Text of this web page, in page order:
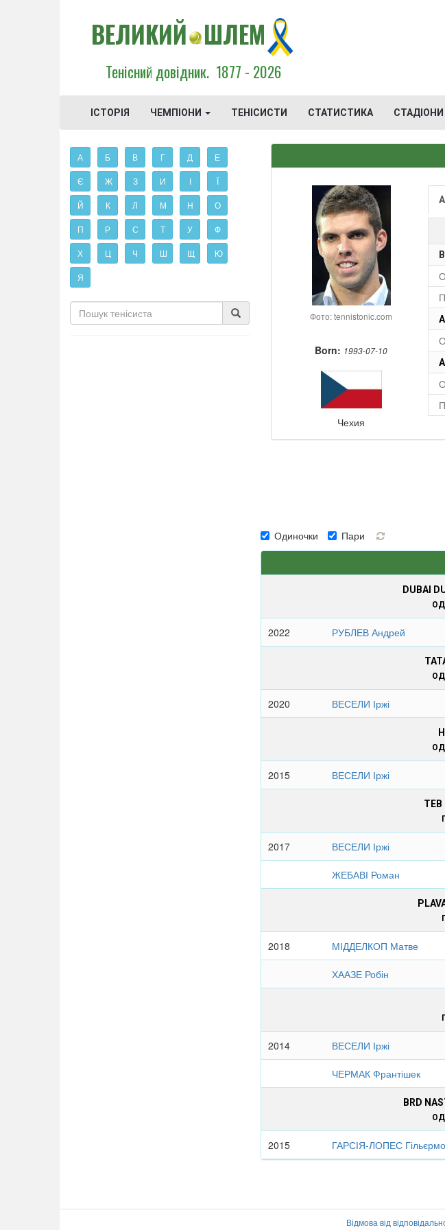
ВЕЛИКИЙ ШЛЕМ
Тенісний довідник. 1877 - 2026
ІСТОРІЯ ЧЕМПІОНИ ТЕНІСИСТИ СТАТИСТИКА СТАДІОНИ
А Б В Г Д Е
Є Ж З И І Ї
Й К Л М Н О
П Р С Т У Ф
Х Ц Ч Ш Щ Ю
Я
Фото: tennistonic.com
Born: 1993-07-10
Чехия
Одиночки Пари
DUBAI
2022 РУБЛЕВ Андрей
2020 ВЕСЕЛИ Іржі
2015 ВЕСЕЛИ Іржі
TEB
2017 ВЕСЕЛИ Іржі
ЖЕБАВІ Роман
2018 МІДДЕЛКОП Матве
ХААЗЕ Робін
2014 ВЕСЕЛИ Іржі
ЧЕРМАК Франтішек
BRD
2015 ГАРСІЯ-ЛОПЕС Гільєрмо
Відмова від